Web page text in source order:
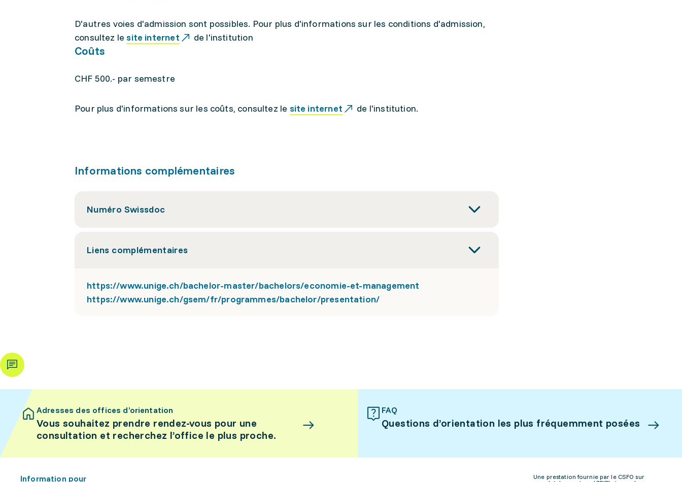
D'autres voies d'admission sont possibles. Pour plus d'informations sur les conditions d'admission,
consultez le site internet de l'institution
Coûts
CHF 500.- par semestre
Pour plus d'informations sur les coûts, consultez le site internet de l'institution.
Informations complémentaires
Numéro Swissdoc
Liens complémentaires
https://www.unige.ch/bachelor-master/bachelors/economie-et-management
https://www.unige.ch/gsem/fr/programmes/bachelor/presentation/
Adresses des offices d’orientation
Vous souhaitez prendre rendez-vous pour une
consultation et recherchez l’office le plus proche.
FAQ
Questions d’orientation les plus fréquemment posées
Information pour
Une prestation fournie par le CSFO sur